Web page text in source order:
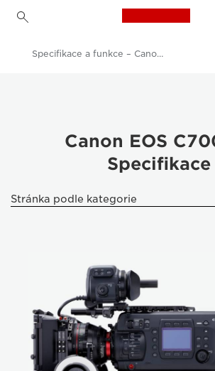
Canon EOS C700 FF
Specifikace a funkce – Canon EOS C700 FF
Canon EOS
Specifikace
Stránka podle kategorie